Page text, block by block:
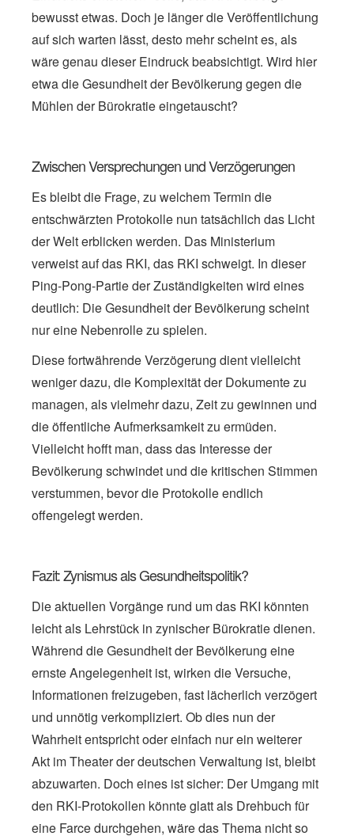
bewusst etwas. Doch je länger die Veröffentlichung
auf sich warten lässt, desto mehr scheint es, als
wäre genau dieser Eindruck beabsichtigt. Wird hier
etwa die Gesundheit der Bevölkerung gegen die
Mühlen der Bürokratie eingetauscht?
Zwischen Versprechungen und Verzögerungen
Es bleibt die Frage, zu welchem Termin die
entschwärzten Protokolle nun tatsächlich das Licht
der Welt erblicken werden. Das Ministerium
verweist auf das RKI, das RKI schweigt. In dieser
Ping-Pong-Partie der Zuständigkeiten wird eines
deutlich: Die Gesundheit der Bevölkerung scheint
nur eine Nebenrolle zu spielen.
Diese fortwährende Verzögerung dient vielleicht
weniger dazu, die Komplexität der Dokumente zu
managen, als vielmehr dazu, Zeit zu gewinnen und
die öffentliche Aufmerksamkeit zu ermüden.
Vielleicht hofft man, dass das Interesse der
Bevölkerung schwindet und die kritischen Stimmen
verstummen, bevor die Protokolle endlich
offengelegt werden.
Fazit: Zynismus als Gesundheitspolitik?
Die aktuellen Vorgänge rund um das RKI könnten
leicht als Lehrstück in zynischer Bürokratie dienen.
Während die Gesundheit der Bevölkerung eine
ernste Angelegenheit ist, wirken die Versuche,
Informationen freizugeben, fast lächerlich verzögert
und unnötig verkompliziert. Ob dies nun der
Wahrheit entspricht oder einfach nur ein weiterer
Akt im Theater der deutschen Verwaltung ist, bleibt
abzuwarten. Doch eines ist sicher: Der Umgang mit
den RKI-Protokollen könnte glatt als Drehbuch für
eine Farce durchgehen, wäre das Thema nicht so